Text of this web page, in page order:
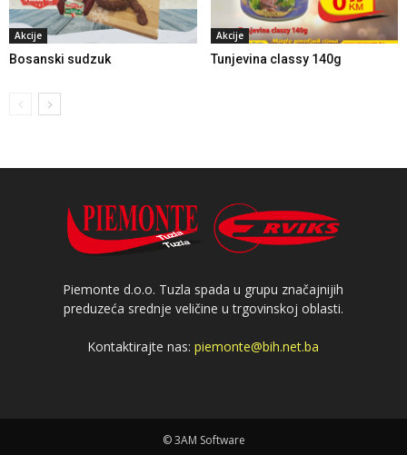
Akcije
Bosanski sudzuk
Akcije
Tunjevina classy 140g
Piemonte d.o.o. Tuzla spada u grupu značajnijih
preduzeća srednje veličine u trgovinskoj oblasti.
Kontaktirajte nas:piemonte@bih.net.ba
© 3AM Software